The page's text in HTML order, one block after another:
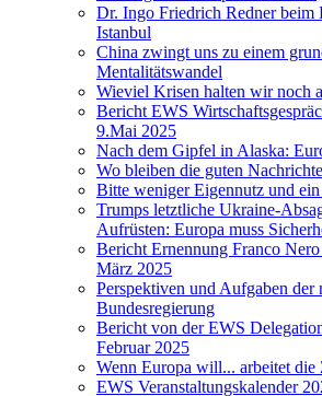
Dr. Ingo Friedrich Redner beim
Istanbul
China zwingt uns zu einem
Mentalitätswandel
Wieviel Krisen halten wir noch
Bericht EWS
9.Mai 2025
Nach dem Gipfel in Alaska:
Wo bleiben die guten
Bitte weniger Eigennutz und
Trumps letztliche Ukraine-
Aufrüsten: Europa muss
Bericht Ernennung Franco
März 2025
Perspektiven und Aufgaben der
Bundesregierung
Bericht von der EWS
Februar 2025
Wenn Europa will... arbeitet die
EWS Veranstaltungskalender